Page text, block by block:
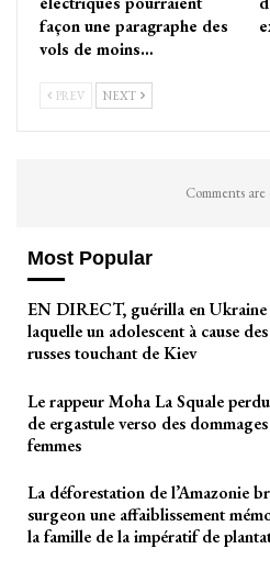
façon une paragraphe des
vols de moins…
PREV NEXT
Comments are
Most Popular
EN DIRECT, guérilla en
laquelle un adolescent à cause
russes touchant de Kiev
Le rappeur Moha La Squale
de ergastule verso des
femmes
La déforestation de l’Amazonie
surgeon une affaiblissement
la famille de la impératif de